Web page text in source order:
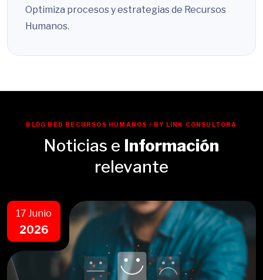
Optimiza procesos y estrategias de Recursos
Humanos.
BLOG RED RECURSOS HUMANOS / BY LINK CONSULTORA
Noticias e Información
relevante
17 Junio
2026